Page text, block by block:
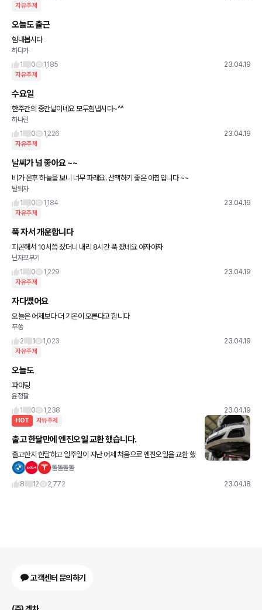
자유주제
오늘도 출근
힘내봅시다
하다가
1
0 1,185 23.04.19
자유주제
수요일
한주간의 중간날이네요 모두힘냅시다~^^
하나린
1
0 1,226 23.04.19
자유주제
날씨가 넘 좋아요 ~~
비가 온후 하늘을 보니 너무 파래요. 산책하기 좋은 아침입니다 ~~
탈퇴자
1
0 1,184 23.04.19
자유주제
푹 자서 개운합니다
피곤해서 10시쯤 잤더니 내리 8시간 푹 잤네요 아자아자
닌자꼬부기
1
0 1,229 23.04.19
자유주제
자다깼어요
오늘은 어제보다 더 기온이 오른다고 합니다
푸쏭
2
1 1,023 23.04.19
자유주제
오늘도
파이팅
윤정팔
1
0 1,238 23.04.19
HOT 자유주제
출고 한달만에 엔진오일 교환 했습니다.
출고한지 한달하고 일주일이 지난 어제 처음으로 엔진오일을 교환 했
습니다. 한달동안 2900km타고 길들이기를 끝내며 오일을 교환했
갈
톨톨톨톨
8
12 2,772 23.04.18
고객센터 문의하기